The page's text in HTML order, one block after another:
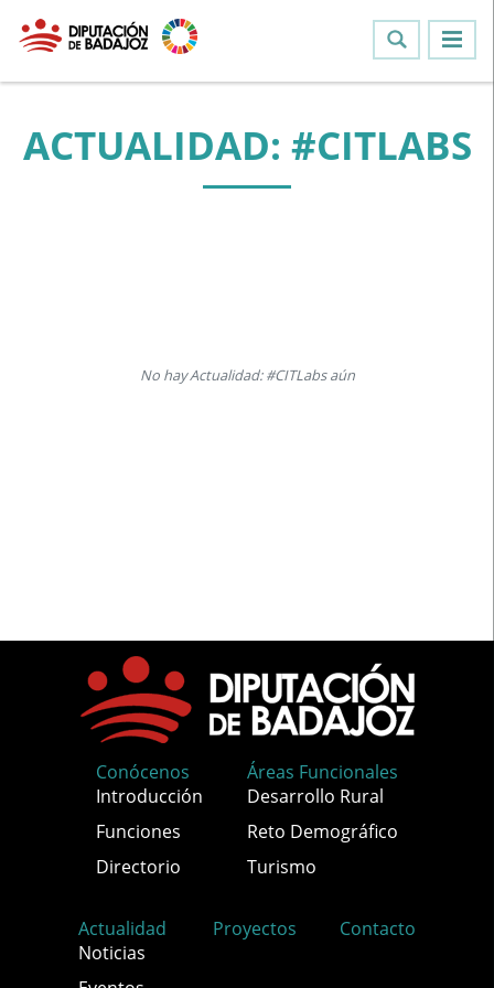
ACTUALIDAD: #CITLABS
No hay Actualidad: #CITLabs aún
Conócenos
Introducción
Funciones
Directorio
Áreas Funcionales
Desarrollo Rural
Reto Demográfico
Turismo
Actualidad
Noticias
Proyectos Contacto